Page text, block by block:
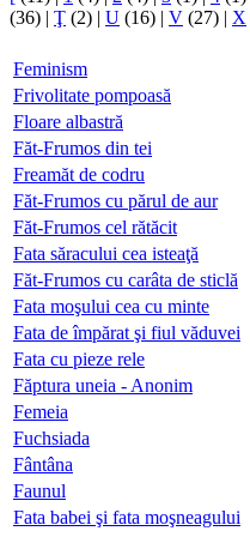
(36) | Ţ (2) | U (16) | V (27) | X
Feminism
Frivolitate pompoasă
Floare albastră
Făt-Frumos din tei
Freamăt de codru
Făt-Frumos cu părul de aur
Făt-Frumos cel rătăcit
Fata săracului cea isteaţă
Făt-Frumos cu carâta de sticlă
Fata moşului cea cu minte
Fata de împărat şi fiul văduvei
Fata cu pieze rele
Făptura uneia - Anonim
Femeia
Fuchsiada
Fântâna
Faunul
Fata babei şi fata moşneagului